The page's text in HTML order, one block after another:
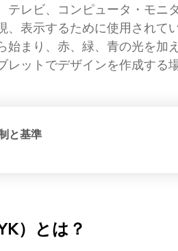
テレビ、コンピュータ・モニ
、表示するために使用されて
始まり、赤、緑、青の光を加
レットでデザインを作成する
と基準
）とは？